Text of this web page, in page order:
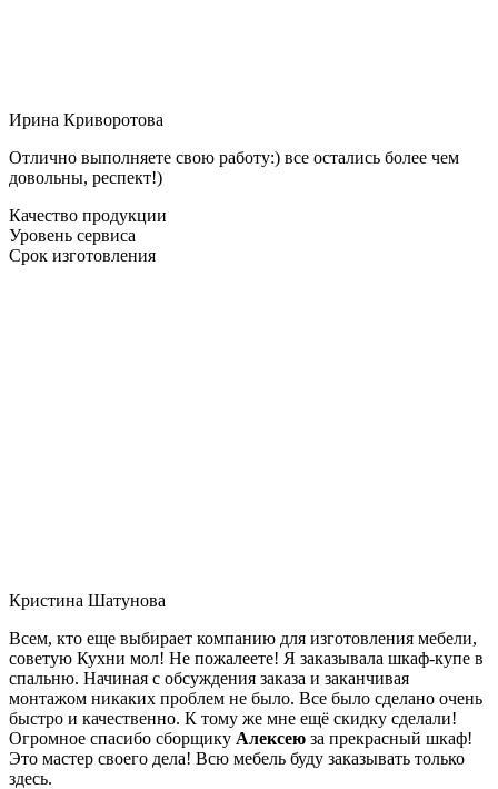
Ирина Криворотова
Отлично выполняете свою работу:) все остались более чем
довольны, респект!)
Качество продукции
Уровень сервиса
Срок изготовления
Кристина Шатунова
Всем, кто еще выбирает компанию для изготовления мебели,
советую Кухни мол! Не пожалеете! Я заказывала шкаф-купе в
спальню. Начиная с обсуждения заказа и заканчивая
монтажом никаких проблем не было. Все было сделано очень
быстро и качественно. К тому же мне ещё скидку сделали!
Огромное спасибо сборщику Алексею за прекрасный шкаф!
Это мастер своего дела! Всю мебель буду заказывать только
здесь.